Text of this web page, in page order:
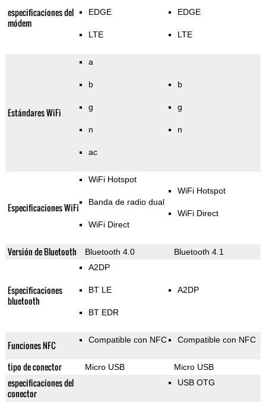
especificaciones del
módem
EDGE
LTE
EDGE
LTE
Estándares WiFi
a
b
g
n
ac
b
g
n
Especificaciones WiFi
WiFi Hotspot
Banda de radio dual
WiFi Direct
WiFi Hotspot
WiFi Direct
Versión de Bluetooth Bluetooth 4.0 Bluetooth 4.1
Especificaciones
bluetooth
A2DP
BT LE
BT EDR
A2DP
Funciones NFC Compatible con NFC Compatible con NFC
tipo de conector Micro USB Micro USB
especificaciones del
conector
USB OTG